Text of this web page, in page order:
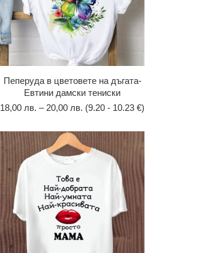
Пеперуда в цветовете на дъгата-
Евтини дамски тениски
18,00 лв. – 20,00 лв. (9.20 - 10.23 €)